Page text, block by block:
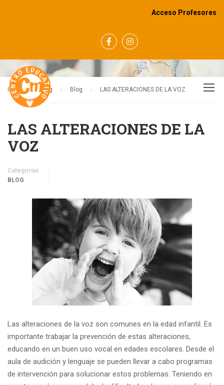
Acceso Profesores
Inicio Blog Blog LAS ALTERACIONES DE LA VOZ
LAS ALTERACIONES DE LA
VOZ
Categorías
BLOG
Las alteraciones de la voz son comunes en la edad infantil. Es
importante trabajar la prevención de estas alteraciones,
educando en un buen uso vocal en edades escolares. Desde el
aula de audición y lenguaje se pueden llevar a cabo programas
de intervención para solucionar estos problemas. Teniendo en